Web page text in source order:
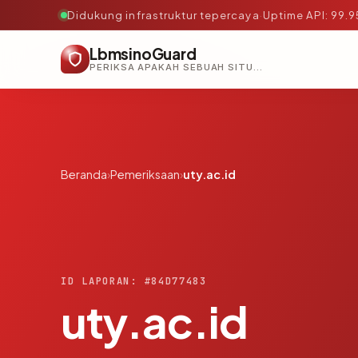
Didukung infrastruktur tepercaya·Uptime API:
LbmsinoGuard
PERIKSA APAKAH SEBUAH SITUS AMAN, TEPERCAYA, DAN TERVERIFIKASI DALAM HITUNGAN DETIK.
Beranda›Pemeriksaan›uty.ac.id
ID LAPORAN: #84D77483
uty.ac.id